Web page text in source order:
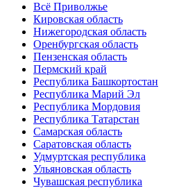
Всё Приволжье
Кировская область
Нижегородская область
Оренбургская область
Пензенская область
Пермский край
Республика Башкортостан
Республика Марий Эл
Республика Мордовия
Республика Татарстан
Самарская область
Саратовская область
Удмуртская республика
Ульяновская область
Чувашская республика